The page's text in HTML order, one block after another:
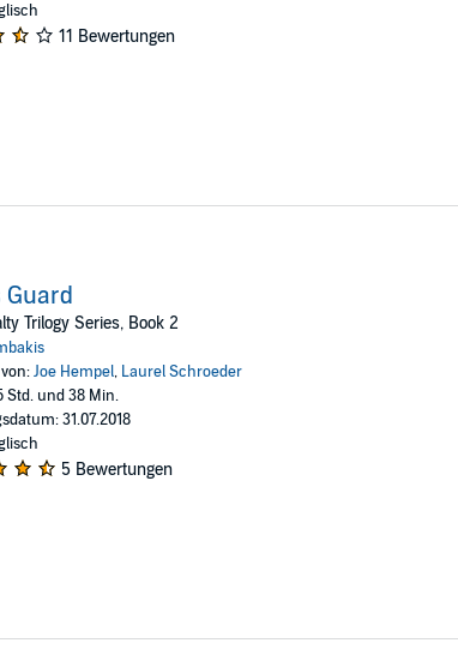
11 Bewertungen
Guard
Trilogy Series, Book 2
Joe Hempel, Laurel Schroeder
Std. und 38 Min.
31.07.2018
5 Bewertungen